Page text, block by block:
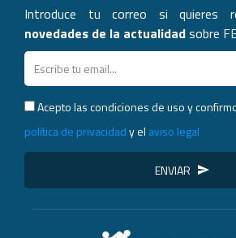
Introduce tu correo si quieres
novedades de la actualidadsobre
Acepto las condiciones de uso y
política de privacidady el aviso legal
ENVIAR